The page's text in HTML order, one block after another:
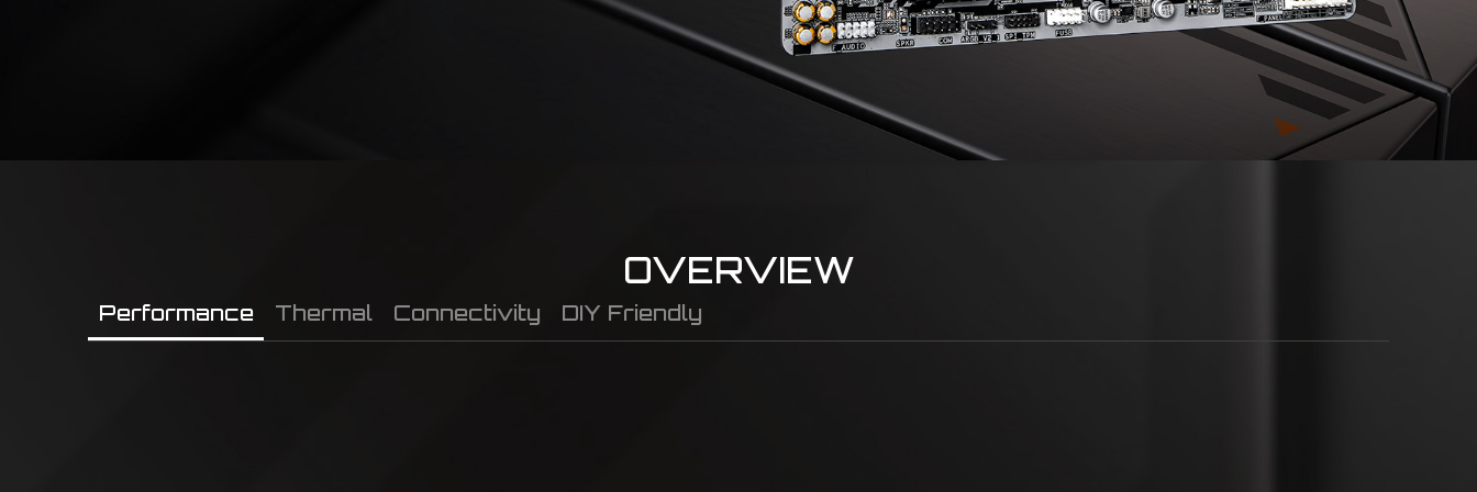
OVERVIEW
Performance Thermal Connectivity DIY Friendly